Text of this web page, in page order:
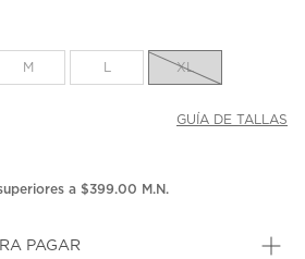
la
misma
M XL
GUÍA DE TALLAS
a $399.00 M.N.
PAGAR